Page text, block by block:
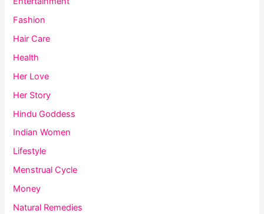
Fashion
Hair Care
Health
Her Love
Her Story
Hindu Goddess
Indian Women
Lifestyle
Menstrual Cycle
Money
Natural Remedies